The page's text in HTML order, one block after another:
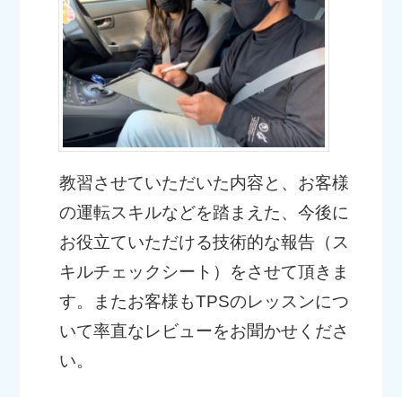
教習させていただいた内容と、お客様
の運転スキルなどを踏まえた、今後に
お役立ていただける技術的な報告（ス
キルチェックシート）をさせて頂きま
す。またお客様もTPSのレッスンにつ
いて率直なレビューをお聞かせくださ
い。